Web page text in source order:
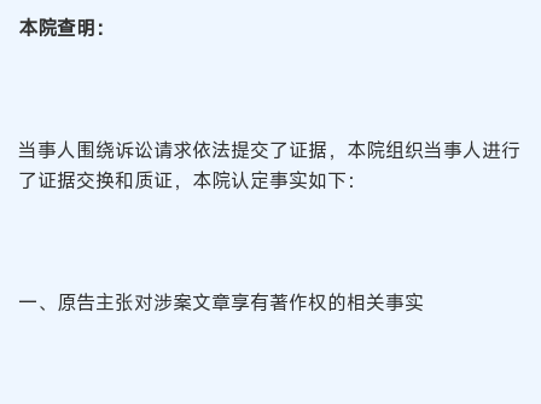
本院查明：
当事人围绕诉讼请求依法提交了证据，本院组织当事人进行
了证据交换和质证，本院认定事实如下：
一、原告主张对涉案文章享有著作权的相关事实